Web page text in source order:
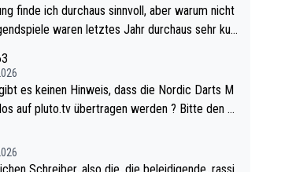
finde ich durchaus sinnvoll, aber warum nicht
die automatische Qualifikation des Weltm
damit für nächste
Turniere spielen. Dies war bei Archie Self l
Fall. Er musste als amtierender Weltmeister d
auf pluto.tv übertragen werden ? Bitte den A